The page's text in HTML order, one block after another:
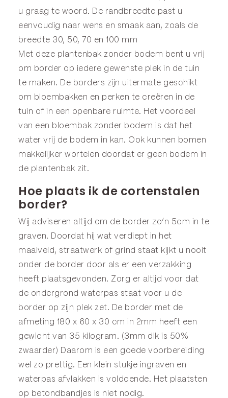
u graag te woord. De randbreedte past u
eenvoudig naar wens en smaak aan, zoals de
breedte 30, 50, 70 en 100 mm
Met deze plantenbak zonder bodem bent u vrij
om border op iedere gewenste plek in de tuin
te maken. De borders zijn uitermate geschikt
om bloembakken en perken te creëren in de
tuin of in een openbare ruimte. Het voordeel
van een bloembak zonder bodem is dat het
water vrij de bodem in kan. Ook kunnen bomen
makkelijker wortelen doordat er geen bodem in
de plantenbak zit.
Hoe plaats ik de cortenstalen
border?
Wij adviseren altijd om de border zo’n 5cm in te
graven. Doordat hij wat verdiept in het
maaiveld, straatwerk of grind staat kijkt u nooit
onder de border door als er een verzakking
heeft plaatsgevonden. Zorg er altijd voor dat
de ondergrond waterpas staat voor u de
border op zijn plek zet. De border met de
afmeting 180 x 60 x 30 cm in 2mm heeft een
gewicht van 35 kilogram. (3mm dik is 50%
zwaarder) Daarom is een goede voorbereiding
wel zo prettig. Een klein stukje ingraven en
waterpas afvlakken is voldoende. Het plaatsten
op betondbandjes is niet nodig.